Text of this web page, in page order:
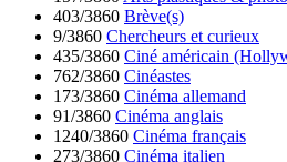
403/3860 Brève(s)
9/3860 Chercheurs et curieux
435/3860 Ciné américain
762/3860 Cinéastes
173/3860 Cinéma allemand
91/3860 Cinéma anglais
1240/3860 Cinéma français
273/3860 Cinéma italien